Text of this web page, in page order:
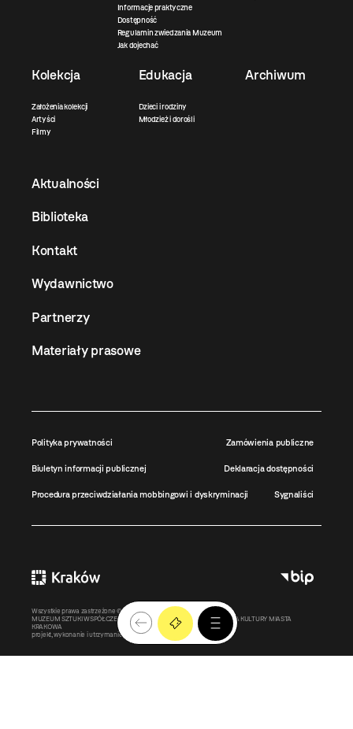
Informacje praktyczne
Dostępność
Regulamin zwiedzania Muzeum
Jak dojechać
Kolekcja
Założenia kolekcji
Artyści
Filmy
Edukacja
Dzieci i rodziny
Młodzież i dorośli
Archiwum
Aktualności
Biblioteka
Kontakt
Wydawnictwo
Partnerzy
Materiały prasowe
Polityka prywatności Zamówienia publiczne
Biuletyn informacji publicznej Deklaracja dostępności
Procedura przeciwdziałania mobbingowi i dyskryminacji Sygnaliści
Wszystkie prawa zastrzeżone ©MOCAK
2011-2026
MUZEUM SZTUKI WSPÓŁCZESNEJ W KRAKOWIE MOCAK – INSTYTUCJA KULTURY MIASTA
KRAKOWA
projekt, wykonanie i utrzymanie:
Bonjour.pl